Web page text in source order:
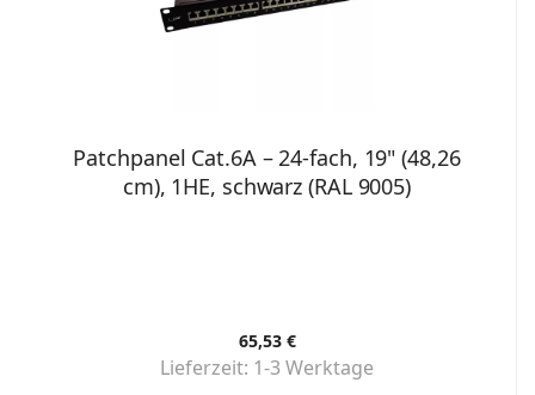
Patchpanel Cat.6A – 24-fach, 19" (48,26
cm), 1HE, schwarz (RAL 9005)
65,53 €
Lieferzeit: 1-3 Werktage